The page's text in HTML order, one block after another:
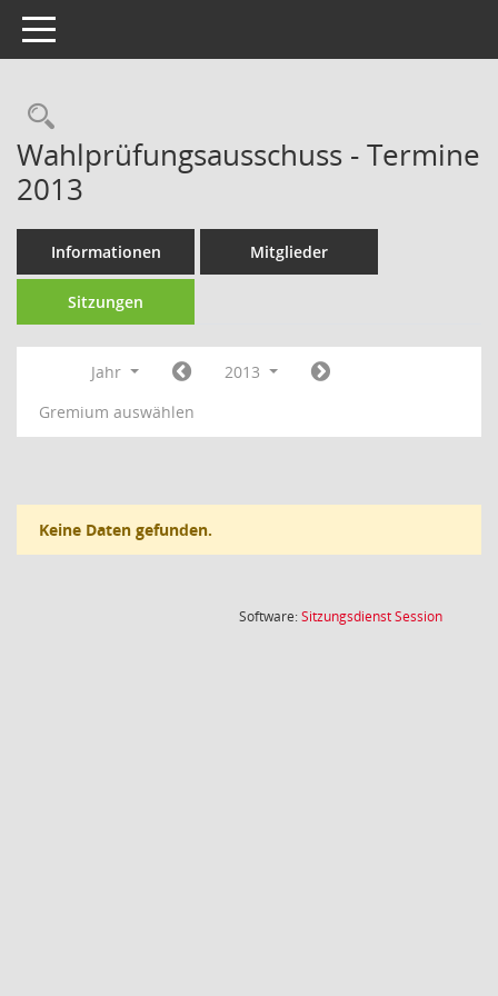
Toggle navigation
Rechercheauswahl
Wahlprüfungsausschuss - Termine
2013
Informationen Mitglieder
Sitzungen
Jahr
2013
Gremium auswählen
Keine Daten gefunden.
Software:SitzungsdienstSession(Wird in